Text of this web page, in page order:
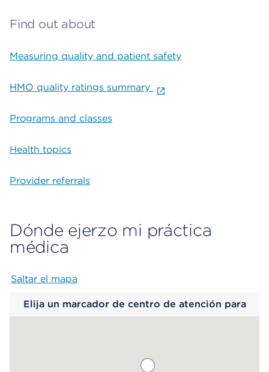
Find out about
Measuring quality and patient safety
HMO quality ratings summary
Programs and classes
Health topics
Provider referrals
Dónde ejerzo mi práctica
médica
Saltar el mapa
Elija un marcador de centro de atención para